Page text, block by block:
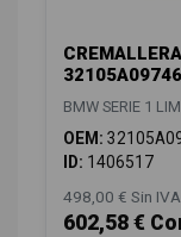
32105A09746
BMW SERIE 1
OEM:
ID: 1406517
498,00 € Sin IVA
602,58 €